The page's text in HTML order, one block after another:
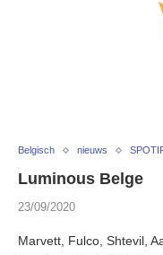
Belgisch nieuws
Luminous Belge
23/09/2020
Marvett, Fulco, Shtevil,